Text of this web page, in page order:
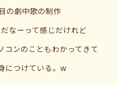
の劇中歌の制作
なーって感じだけれど
コンのこともわかってきて
につけている。w